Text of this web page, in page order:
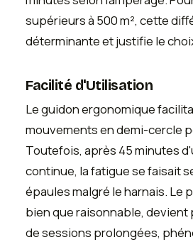
supérieurs à 500 m², cette
déterminante et justifie le
Facilité d'Utilisation
Le guidon ergonomique
mouvements en demi-cercle
Toutefois, après 45 minutes
continue, la fatigue se faisait
épaules malgré le harnais. Le
bien que raisonnable,
de sessions prolongées,